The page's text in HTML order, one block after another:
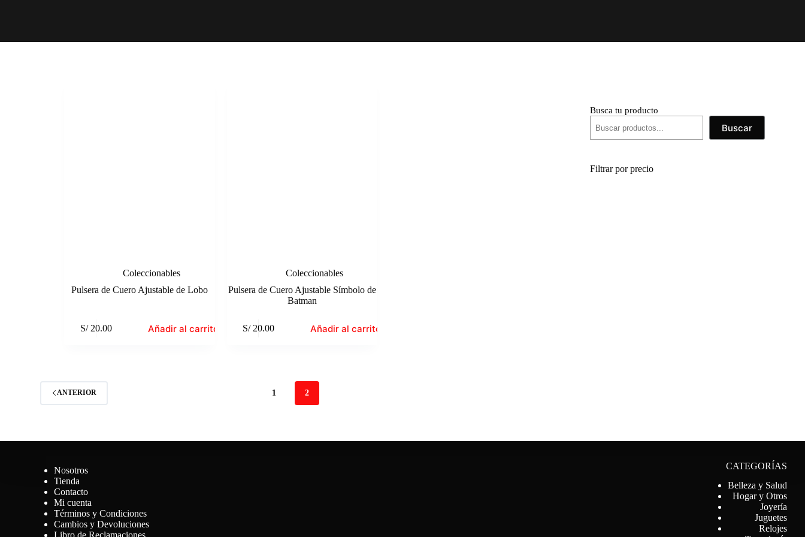
Coleccionables
Pulsera de Cuero Ajustable de Lobo
S/20.00 Añadir al carrito
Coleccionables
Pulsera de Cuero Ajustable Símbolo de
Batman
S/20.00 Añadir al carrito
ANTERIOR 1 2
Busca tu producto
Buscar
Filtrar por precio
Nosotros
Tienda
Contacto
Mi cuenta
Términos y Condiciones
Cambios y Devoluciones
Libro de Reclamaciones
CATEGORÍAS
Belleza y Salud
Hogar y Otros
Joyería
Juguetes
Relojes